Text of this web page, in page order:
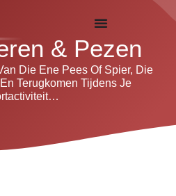
& Pezen
Die Ene Pees Of Spier, Die
Terugkomen Tijdens Je